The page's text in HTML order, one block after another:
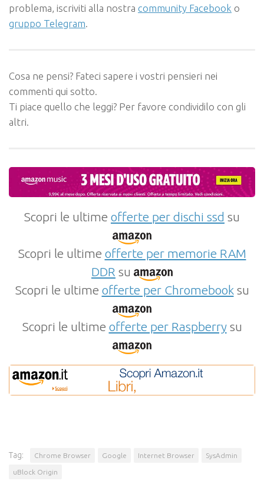
problema, iscriviti alla nostra community Facebook o
gruppo Telegram
Cosa ne pensi? Fateci sapere i vostri pensieri nei
commenti qui sotto.
Ti piace quello che leggi? Per favore condividilo con gli
altri.
Scopri le ultime offerte per dischi ssd su
Scopri le ultime offerte per memorie RAM
DDR su
Scopri le ultime offerte per Chromebooksu
Scopri le ultime offerte per Raspberrysu
Tag: Chrome Browser Google Internet Browser SysAdmin
uBlock Origin